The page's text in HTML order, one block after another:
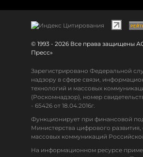
© 1993 - 2026 Все права защищены
Пресс»
Зарегистрировано Федеральной
надзору в сфере связи,
технологий и массовых
(Роскомнадзор), номер
- 65426 от 18.04.2016г.
Функционирует при финансовой
Министерства цифрового развития,
массовых коммуникаций
На информационном ресурсе